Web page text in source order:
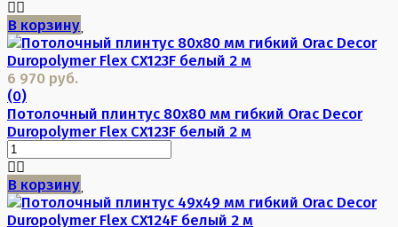
В корзину
6 970 руб.
(0)
Потолочный плинтус 80х80 мм гибкий Orac Decor
Duropolymer Flex CX123F белый 2 м
В корзину